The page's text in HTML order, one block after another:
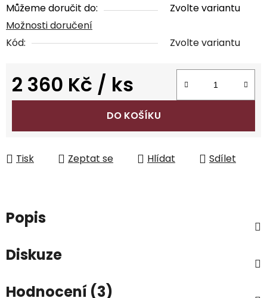
Můžeme doručit do:
Zvolte variantu
Možnosti doručení
Kód:
Zvolte variantu
2 360 Kč / ks
Měrná cena:
DO KOŠÍKU
Tisk Zeptat se Hlídat Sdílet
Popis
Diskuze
Hodnocení (3)